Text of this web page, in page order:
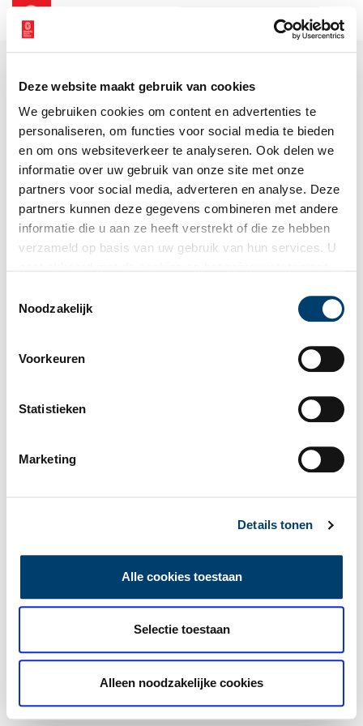
Deze website maakt gebruik van cookies
We gebruiken cookies om content en advertenties te
personaliseren, om functies voor social media te bieden
en om ons websiteverkeer te analyseren. Ook delen we
informatie over uw gebruik van onze site met onze
partners voor social media, adverteren en analyse. Deze
partners kunnen deze gegevens combineren met andere
informatie die u aan ze heeft verstrekt of die ze hebben
verzameld op basis van uw gebruik van hun services. U
Noodzakelijk
Voorkeuren
Statistieken
Marketing
Details tonen
Alle cookies toestaan
Selectie toestaan
Alleen noodzakelijke cookies